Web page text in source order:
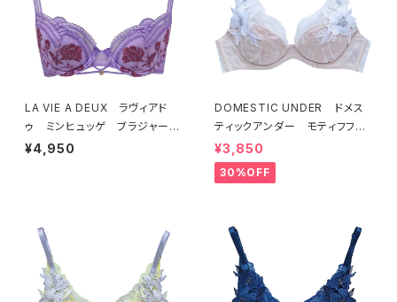
LA VIE A DEUX ラヴィアド
ゥ ミンヒュッゲ ブラジャー
（ライラック）BRA LILAC 2249
¥4,950
DOMESTIC UNDER ドメス
ティックアンダー モティフフル
ール ブラジャー（オフホワイ
ト）D2255
¥3,850
30%OFF